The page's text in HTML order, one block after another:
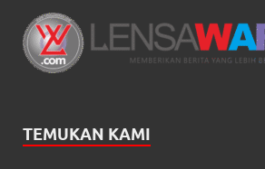
TEMUKAN KAMI